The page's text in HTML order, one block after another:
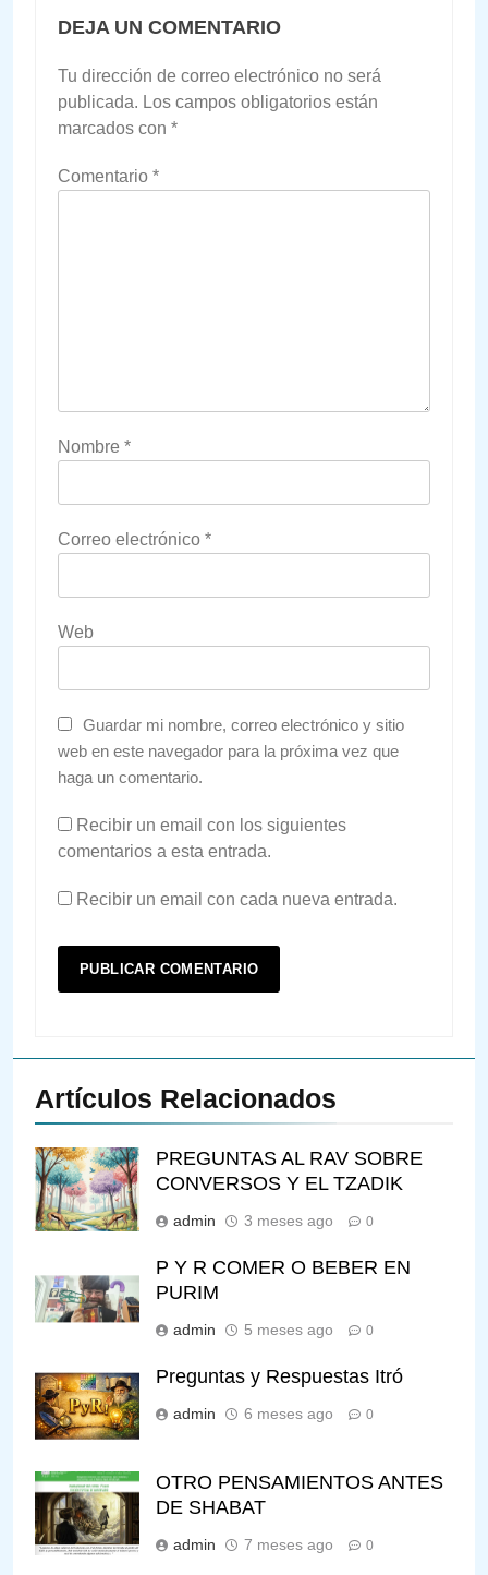
DEJA UN COMENTARIO
Tu dirección de correo electrónico no será
publicada. Los campos obligatorios están
marcados con *
Comentario *
Nombre *
Correo electrónico *
Web
Guardar mi nombre, correo electrónico y sitio
web en este navegador para la próxima vez que
haga un comentario.
Recibir un email con los siguientes
comentarios a esta entrada.
Recibir un email con cada nueva entrada.
Artículos Relacionados
PREGUNTAS AL RAV SOBRE
CONVERSOS Y EL TZADIK
admin 3 meses ago 0
P Y R COMER O BEBER EN
PURIM
admin 5 meses ago 0
Preguntas y Respuestas Itró
admin 6 meses ago 0
OTRO PENSAMIENTOS ANTES
DE SHABAT
admin 7 meses ago 0